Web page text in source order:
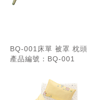
BQ-001床單 被罩 枕頭
產品編號：BQ-001